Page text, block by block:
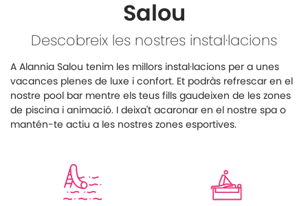
Salou
Descobreix les nostres instal·lacions
A Alannia Salou tenim les millors instal·lacions per a unes
vacances plenes de luxe i confort. Et podràs refrescar en el
nostre pool bar mentre els teus fills gaudeixen de les zones
de piscina i animació. I deixa't acaronar en el nostre spa o
mantén-te actiu a les nostres zones esportives.